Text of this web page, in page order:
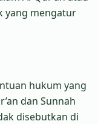
yang mengatur
hukum yang
dan Sunnah
disebutkan di